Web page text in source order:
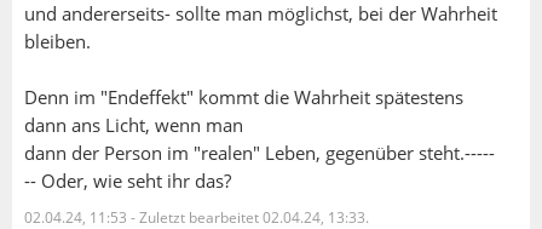
und andererseits- sollte man möglichst, bei der Wahrheit
bleiben.
Denn im "Endeffekt" kommt die Wahrheit spätestens
dann ans Licht, wenn man
dann der Person im "realen" Leben, gegenüber steht.-----
-- Oder, wie seht ihr das?
02.04.24, 11:53 -Zuletzt bearbeitet 02.04.24, 13:33.